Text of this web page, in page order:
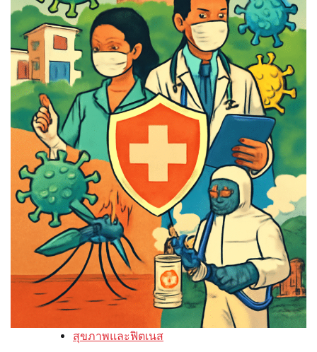
สุขภาพและฟิตเนส